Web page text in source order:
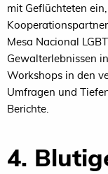
mit Geflüchteten
Mesa Nacional
Gewalterlebnissen
Workshops in den
Umfragen und
Berichte.
4.